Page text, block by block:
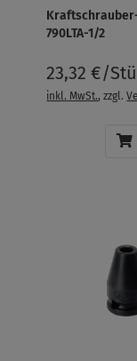
790LTA-1/2
23,32 €/
inkl. MwSt., zzgl.